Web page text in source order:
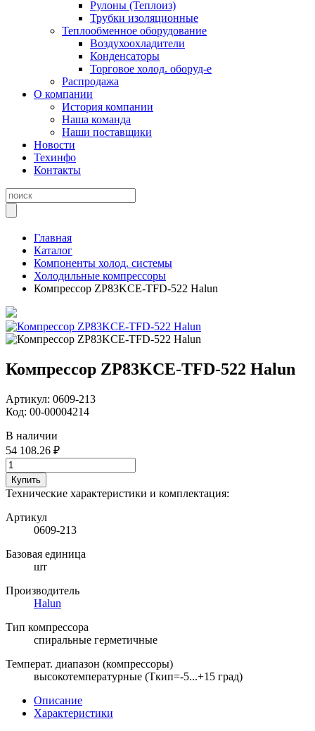
Рулоны (Теплоиз)
Трубки изоляционные
Теплообменное оборудование
Воздухоохладители
Конденсаторы
Торговое холод. оборуд-е
Распродажа
О компании
История компании
Наша команда
Наши поставщики
Новости
Техинфо
Контакты
Главная
Каталог
Компоненты холод. системы
Холодильные компрессоры
Компрессор ZP83KCE-TFD-522 Halun
Компрессор ZP83KCE-TFD-522 Halun
Артикул: 0609-213
Код: 00-00004214
В наличии
54 108.26 ₽
Купить
Технические характеристики и комплектация:
Артикул
0609-213
Базовая единица
шт
Производитель
Halun
Тип компрессора
спиральные герметичные
Температ. диапазон (компрессоры)
высокотемпературные (Ткип=-5...+15 град)
Описание
Характеристики